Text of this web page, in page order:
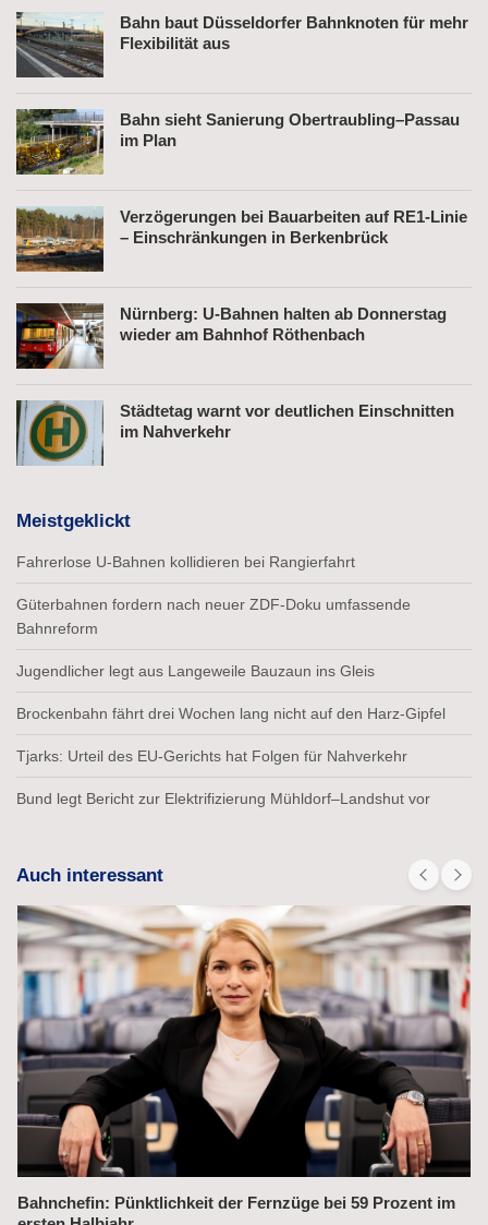
Bahn baut Düsseldorfer Bahnknoten für mehr
Flexibilität aus
Bahn sieht Sanierung Obertraubling–Passau
im Plan
Verzögerungen bei Bauarbeiten auf RE1-Linie
– Einschränkungen in Berkenbrück
Nürnberg: U-Bahnen halten ab Donnerstag
wieder am Bahnhof Röthenbach
Städtetag warnt vor deutlichen Einschnitten
im Nahverkehr
Meistgeklickt
Fahrerlose U-Bahnen kollidieren bei Rangierfahrt
Güterbahnen fordern nach neuer ZDF-Doku umfassende
Bahnreform
Jugendlicher legt aus Langeweile Bauzaun ins Gleis
Brockenbahn fährt drei Wochen lang nicht auf den Harz-Gipfel
Tjarks: Urteil des EU-Gerichts hat Folgen für Nahverkehr
Bund legt Bericht zur Elektrifizierung Mühldorf–Landshut vor
Auch interessant
Alex fährt bis 2031 weiter auf der Strecke München–Prag